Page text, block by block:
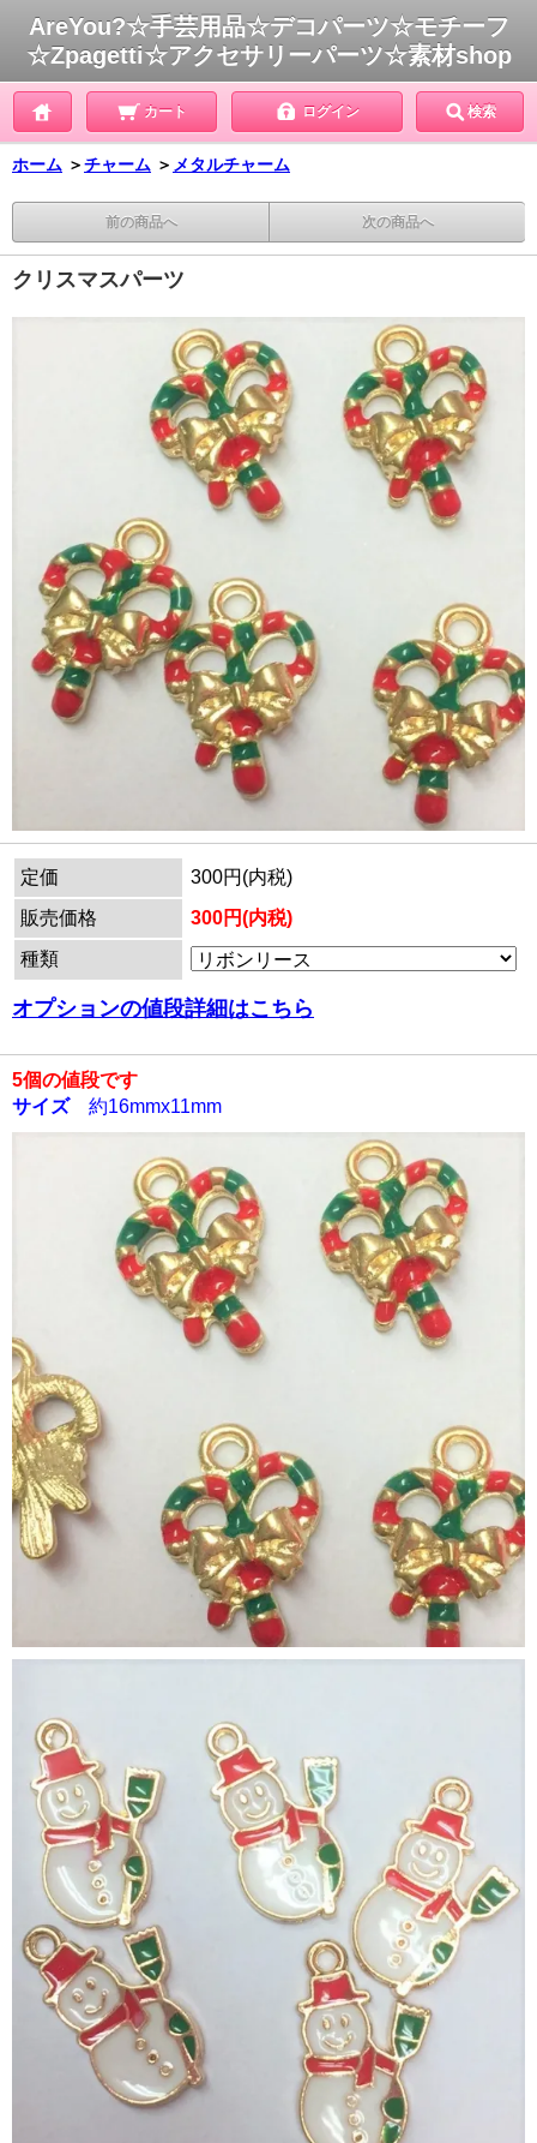
AreYou?☆手芸用品☆デコパーツ☆モチーフ
☆Zpagetti☆アクセサリーパーツ☆素材shop
カート ログイン 検索
ホーム ＞チャーム ＞ メタルチャーム
前の商品へ 次の商品へ
クリスマスパーツ
定価
300円(内税)
販売価格
300円(内税)
種類
オプションの値段詳細はこちら
5個の値段です
サイズ
約16mmx11mm